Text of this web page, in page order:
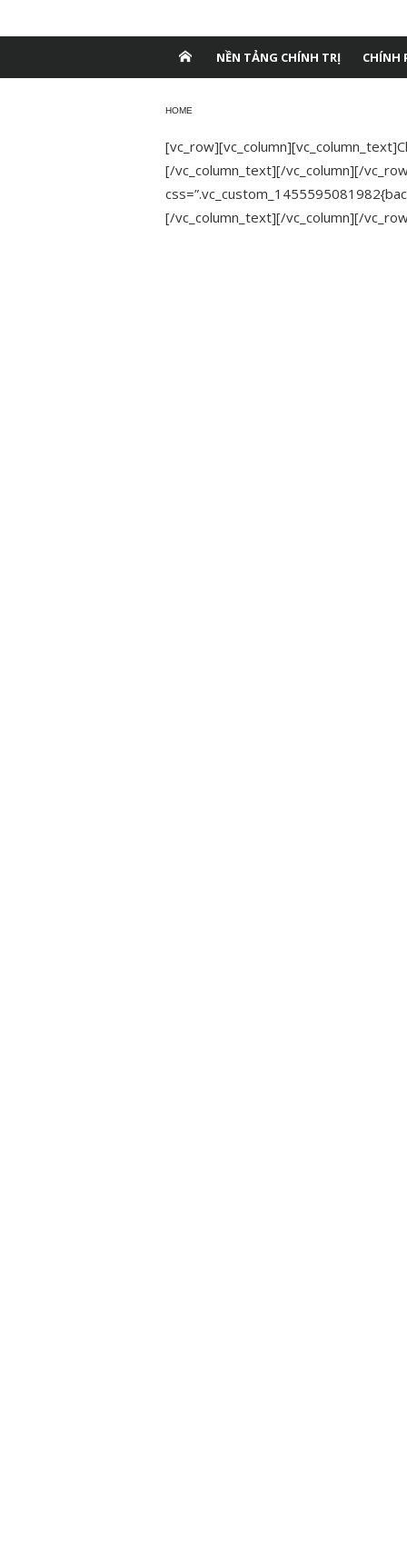
tới
dung
Tạp chí Dân trí
NỀN TẢNG CHÍNH TRỊ CHÍNH
HOME
[/vc_column_text][/vc_column][/
[/vc_column_text][/vc_column][/